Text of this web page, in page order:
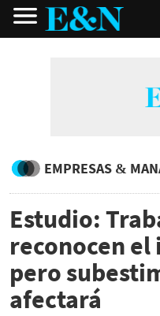
EMPRESAS &
Estudio:
reconocen el
pero
afectará